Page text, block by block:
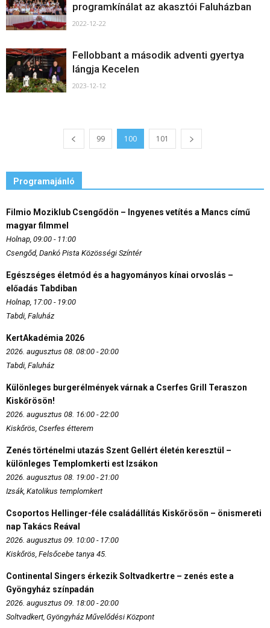
programkínálat az akasztói Faluházban
2022-12-22
Fellobbant a második adventi gyertya
lángja Kecelen
2023-12-12
99 100 101
Programajánló
Filmio Moziklub Csengődön – Ingyenes vetítés a Mancs című
magyar filmmel
Holnap, 09:00 - 11:00
Csengőd, Dankó Pista Közösségi Színtér
Egészséges életmód és a hagyományos kínai orvoslás –
előadás Tabdiban
Holnap, 17:00 - 19:00
Tabdi, Faluház
KertAkadémia 2026
2026. augusztus 08. 08:00 - 20:00
Tabdi, Faluház
Különleges burgerélmények várnak a Cserfes Grill Teraszon
Kiskőrösön!
2026. augusztus 08. 16:00 - 22:00
Kiskőrös, Cserfes étterem
Zenés történelmi utazás Szent Gellért életén keresztül –
különleges Templomkerti est Izsákon
2026. augusztus 08. 19:00 - 21:00
Izsák, Katolikus templomkert
Csoportos Hellinger-féle családállítás Kiskőrösön – önismereti
nap Takács Reával
2026. augusztus 09. 10:00 - 17:00
Kiskőrös, Felsőcebe tanya 45.
Continental Singers érkezik Soltvadkertre – zenés este a
Gyöngyház színpadán
2026. augusztus 09. 18:00 - 20:00
Soltvadkert, Gyöngyház Művelődési Központ